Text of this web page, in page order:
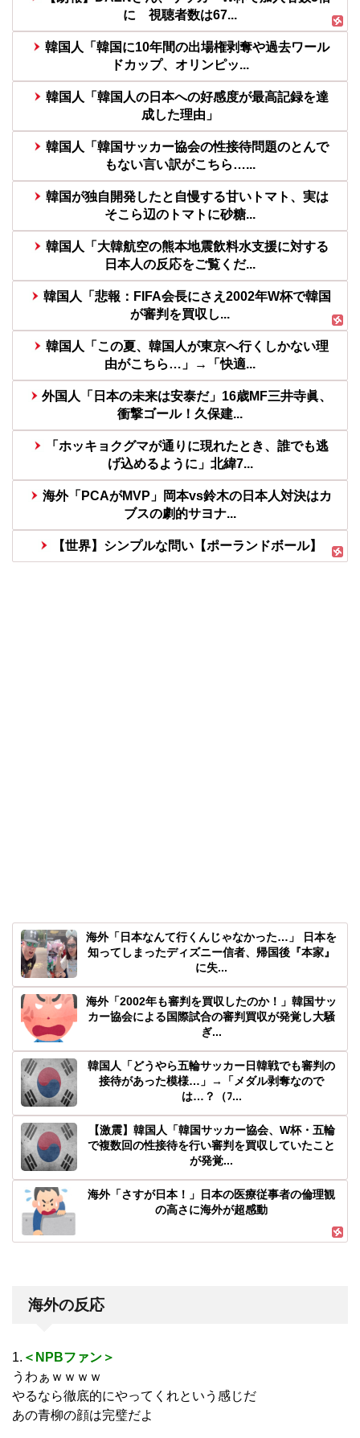
に 視聴者数は67...
韓国人「韓国に10年間の出場権剥奪や過去ワール
ドカップ、オリンピッ...
韓国人「韓国人の日本への好感度が最高記録を達
成した理由」
韓国人「韓国サッカー協会の性接待問題のとんで
もない言い訳がこちら…...
韓国が独自開発したと自慢する甘いトマト、実は
そこら辺のトマトに砂糖...
韓国人「大韓航空の熊本地震飲料水支援に対する
日本人の反応をご覧くだ...
韓国人「悲報：FIFA会長にさえ2002年W杯で韓国
が審判を買収し...
韓国人「この夏、韓国人が東京へ行くしかない理
由がこちら…」→「快適...
外国人「日本の未来は安泰だ」16歳MF三井寺眞、
衝撃ゴール！久保建...
「ホッキョクグマが通りに現れたとき、誰でも逃
げ込めるように」北緯7...
海外「PCAがMVP」岡本vs鈴木の日本人対決はカ
ブスの劇的サヨナ...
【世界】シンプルな問い【ポーランドボール】
海外「日本なんて行くんじゃなかった…」 日本を
知ってしまったディズニー信者、帰国後『本家』
に失...
海外「2002年も審判を買収したのか！」韓国サッ
カー協会による国際試合の審判買収が発覚し大騒
ぎ...
韓国人「どうやら五輪サッカー日韓戦でも審判の
接待があった模様…」→「メダル剥奪なので
は…？（ﾌ...
【激震】韓国人「韓国サッカー協会、W杯・五輪
で複数回の性接待を行い審判を買収していたこと
が発覚...
海外「さすが日本！」日本の医療従事者の倫理観
の高さに海外が超感動
海外の反応
1. ＜NPBファン＞
うわぁｗｗｗｗ
やるなら徹底的にやってくれという感じだ
あの青柳の顔は完璧だよ